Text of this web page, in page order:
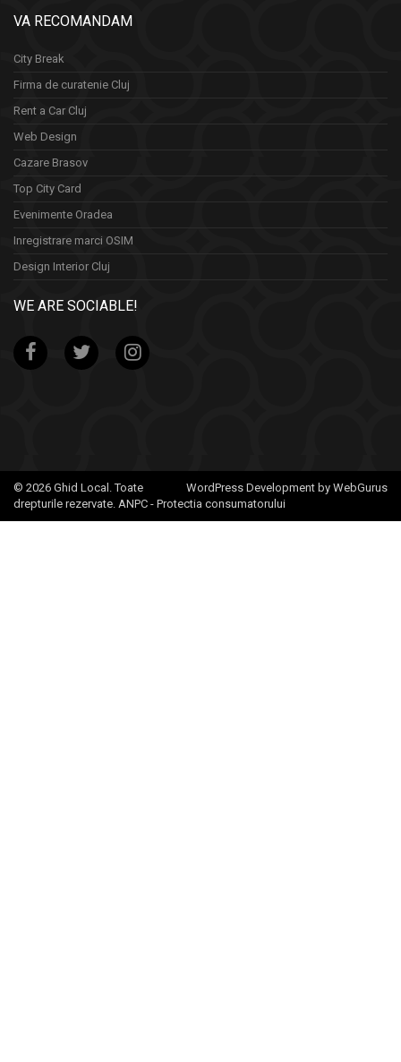
VA RECOMANDAM
City Break
Firma de curatenie Cluj
Rent a Car Cluj
Web Design
Cazare Brasov
Top City Card
Evenimente Oradea
Inregistrare marci OSIM
Design Interior Cluj
WE ARE SOCIABLE!
WordPress Development by WebGurus
© 2026 Ghid Local. Toate
drepturile rezervate. ANPC - Protectia consumatorului